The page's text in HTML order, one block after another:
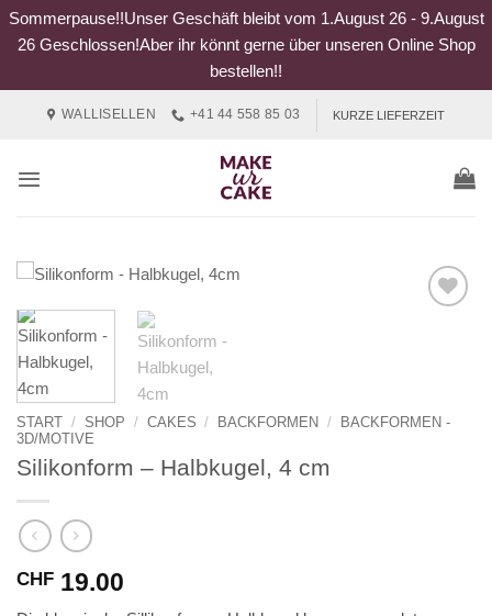
Sommerpause!!Unser Geschäft bleibt vom 1.August 26 - 9.August
26 Geschlossen!Aber ihr könnt gerne über unseren Online Shop
bestellen!!
WALLISELLEN +41 44 558 85 03 KURZE LIEFERZEIT
START / SHOP / CAKES / BACKFORMEN / BACKFORMEN -
3D/MOTIVE
Silikonform – Halbkugel, 4 cm
CHF 19.00